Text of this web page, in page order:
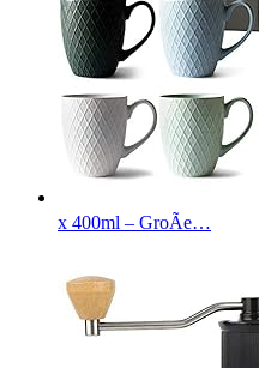
x 400ml – GroÃe…